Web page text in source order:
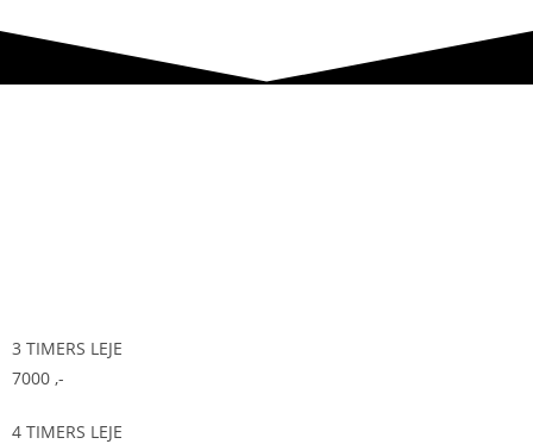
3 TIMERS LEJE
7000 ,-
4 TIMERS LEJE